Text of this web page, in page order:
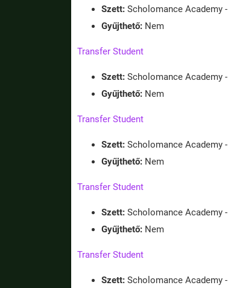
Szett: Scholomance Academy -
Gyűjthető: Nem
Transfer Student
Szett: Scholomance Academy -
Gyűjthető: Nem
Transfer Student
Szett: Scholomance Academy -
Gyűjthető: Nem
Transfer Student
Szett: Scholomance Academy -
Gyűjthető: Nem
Transfer Student
Szett: Scholomance Academy -